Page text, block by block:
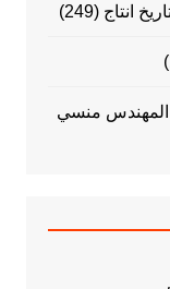
انتاج (249)